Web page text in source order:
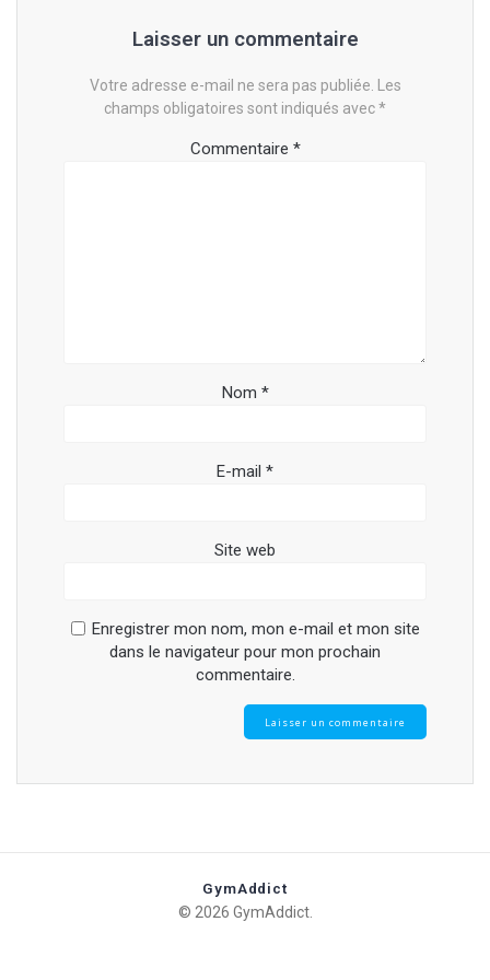
Laisser un commentaire
Votre adresse e-mail ne sera pas publiée. Les
champs obligatoires sont indiqués avec*
Commentaire *
Nom *
E-mail *
Site web
Enregistrer mon nom, mon e-mail et mon site
dans le navigateur pour mon prochain
commentaire.
GymAddict
© 2026 GymAddict.